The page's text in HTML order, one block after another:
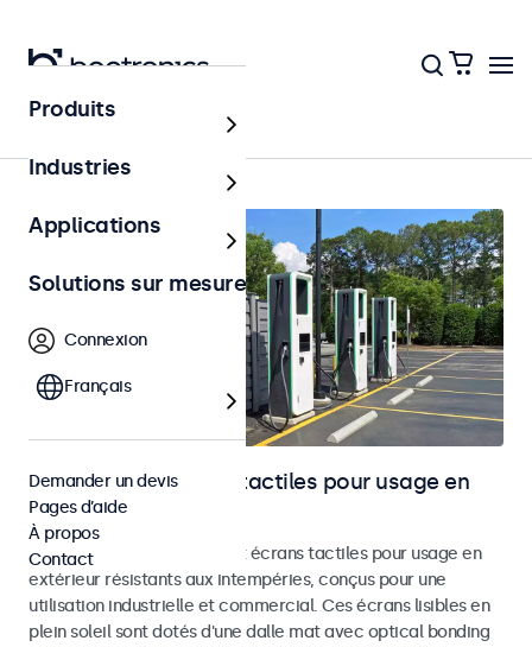
Accueil
Moniteurs et écrans tactiles pour usage en
extérieur
Découvrez nos moniteurs et écrans tactiles pour usage en
extérieur résistants aux intempéries, conçus pour une
utilisation industrielle et commercial. Ces écrans lisibles en
plein soleil sont dotés d'une dalle mat avec optical bonding
Produits
Industries
Applications
Solutions sur mesure
Connexion
Français
Demander un devis
Pages d’aide
À propos
Contact